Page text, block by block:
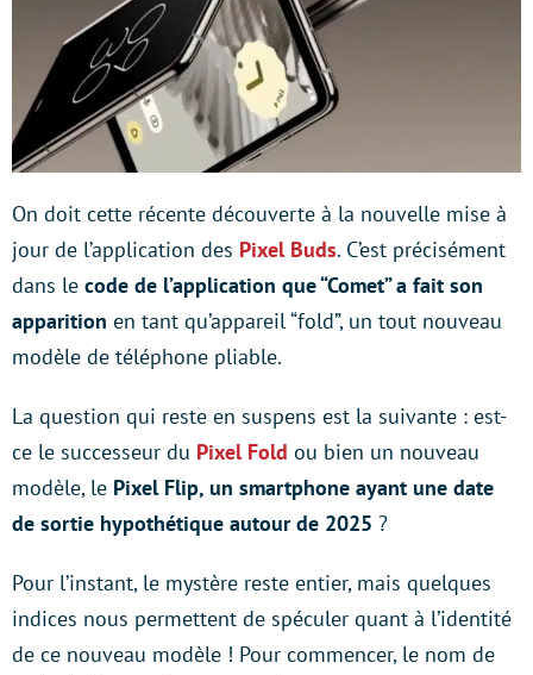
On doit cette récente découverte à la nouvelle mise à
jour de l’application des Pixel Buds. C’est précisément
dans le code de l’application que “Comet” a fait son
apparition en tant qu’appareil “fold”, un tout nouveau
modèle de téléphone pliable.
La question qui reste en suspens est la suivante : est-
ce le successeur du Pixel Fold ou bien un nouveau
modèle, le Pixel Flip, un smartphone ayant une date
de sortie hypothétique autour de 2025 ?
Pour l’instant, le mystère reste entier, mais quelques
indices nous permettent de spéculer quant à l’identité
de ce nouveau modèle ! Pour commencer, le nom de